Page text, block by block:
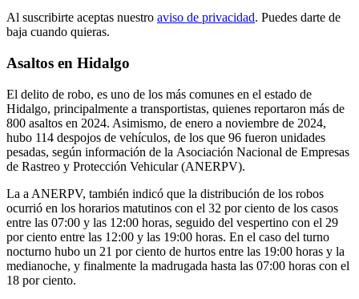
Al suscribirte aceptas nuestro aviso de privacidad. Puedes darte de
baja cuando quieras.
Asaltos en Hidalgo
El delito de robo, es uno de los más comunes en el estado de
Hidalgo, principalmente a transportistas, quienes reportaron más de
800 asaltos en 2024. Asimismo, de enero a noviembre de 2024,
hubo 114 despojos de vehículos, de los que 96 fueron unidades
pesadas, según información de la Asociación Nacional de Empresas
de Rastreo y Protección Vehicular (ANERPV).
La a ANERPV, también indicó que la distribución de los robos
ocurrió en los horarios matutinos con el 32 por ciento de los casos
entre las 07:00 y las 12:00 horas, seguido del vespertino con el 29
por ciento entre las 12:00 y las 19:00 horas. En el caso del turno
nocturno hubo un 21 por ciento de hurtos entre las 19:00 horas y la
medianoche, y finalmente la madrugada hasta las 07:00 horas con el
18 por ciento.